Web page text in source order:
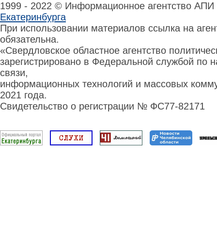
1999 - 2022 © Информационное агентство
Екатеринбурга
При использовании материалов ссылка на
обязательна.
«Свердловское областное агентство
зарегистрировано в Федеральной службой по
связи,
информационных технологий и массовых
2021 года.
Свидетельство о регистрации № ФС77-82171